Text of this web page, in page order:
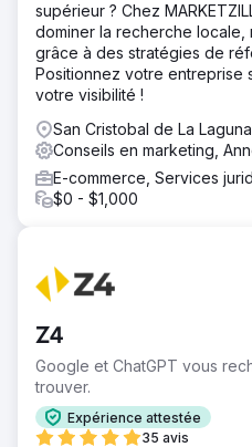
supérieur ? Chez
dominer la recherche locale,
grâce à des stratégies de
Positionnez votre entreprise
votre visibilité !
San Cristobal de La
Conseils en marketing,
E-commerce, Services
$0 - $1,000
Z4
Google et ChatGPT vous
trouver.
Expérience attestée
35 avis